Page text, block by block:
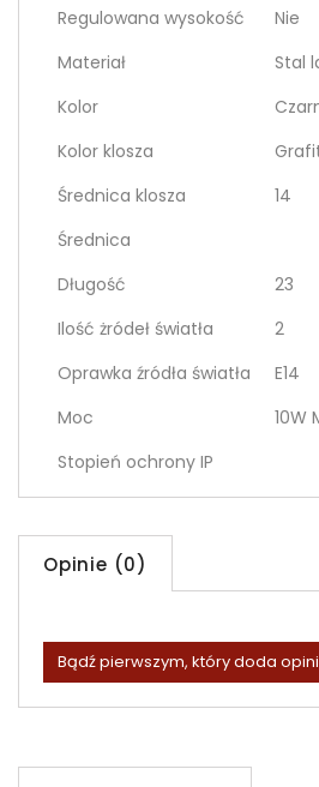
Regulowana wysokość
Nie
Materiał
Stal
Kolor
Kolor klosza
Średnica klosza
14
Średnica
Długość
23
Ilość żródeł światła
2
Oprawka źródła światła
E14
Moc
10W
Stopień ochrony IP
Opinie (0)
Bądź pierwszym, który doda